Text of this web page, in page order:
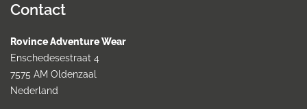
Contact
Rovince Adventure Wear
Enschedesestraat 4
7575 AM Oldenzaal
Nederland